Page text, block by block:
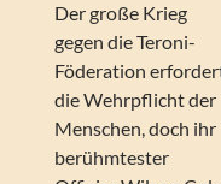
Der große Krieg
gegen die Teroni-
Föderation
die Wehrpflicht der
Menschen, doch ihr
berühmtester